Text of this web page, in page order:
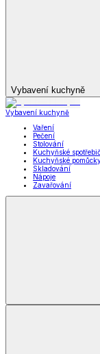
Vybavení kuchyně
Vybavení kuchyně
Vaření
Pečení
Stolování
Kuchyňské
Kuchyňské
Skladování
Nápoje
Zavařování